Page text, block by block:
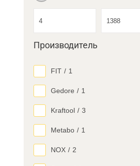
Производитель
FIT / 1
Gedore / 1
Kraftool / 3
Metabo / 1
NOX / 2